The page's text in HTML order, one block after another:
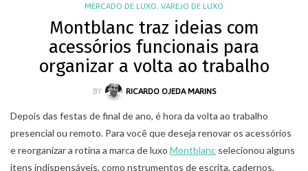
MERCADO DE LUXO, VAREJO DE LUXO
Montblanc traz ideias com
acessórios funcionais para
organizar a volta ao trabalho
BY RICARDO OJEDA MARINS
Depois das festas de final de ano, é hora da volta ao trabalho
presencial ou remoto. Para você que deseja renovar os acessórios
e reorganizar a rotina a marca de luxo Montblanc selecionou alguns
itens indispensáveis, como nstrumentos de escrita, cadernos,